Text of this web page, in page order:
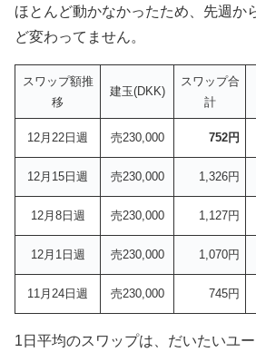
ほとんど動かなかったため、先週か
ど変わってません。
スワップ額推
移
建玉(DKK)
スワップ合
計
12月22日週 売230,000 752円
12月15日週 売230,000 1,326円
12月8日週 売230,000 1,127円
12月1日週 売230,000 1,070円
11月24日週 売230,000 745円
1日平均のスワップは、だいたいユ